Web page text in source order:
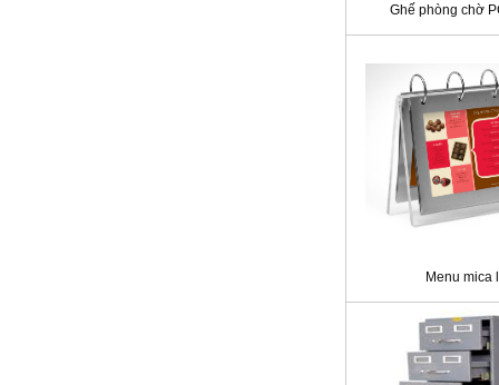
Ghế phòng chờ
Menu mica